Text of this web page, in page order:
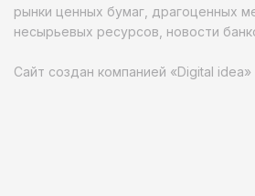
рынки ценных бумаг, драгоценных
несырьевых ресурсов, новости
Сайт создан компанией «Digital idea»